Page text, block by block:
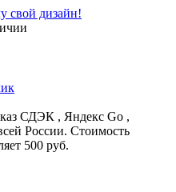
свой дизайн!
СДЭК , Яндекс Go ,
России. Стоимость
500 руб.